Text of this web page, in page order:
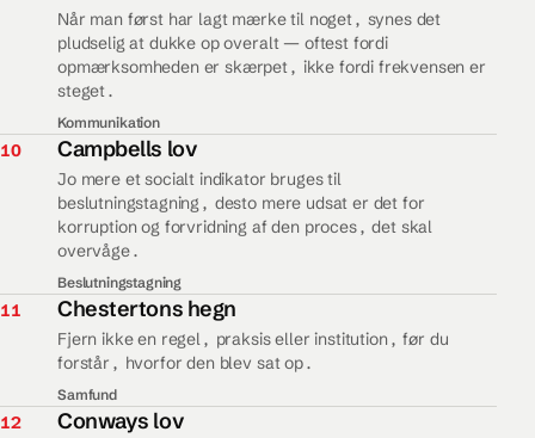
Når man først har lagt mærke til noget, synes det
pludselig at dukke op overalt — oftest fordi
opmærksomheden er skærpet, ikke fordi frekvensen er
steget.
Kommunikation
10 10.
Campbells lov
Jo mere et socialt indikator bruges til
beslutningstagning, desto mere udsat er det for
korruption og forvridning af den proces, det skal
overvåge.
Beslutningstagning
11 11.
Chestertons hegn
Fjern ikke en regel, praksis eller institution, før du
forstår, hvorfor den blev sat op.
Samfund
12 12.
Conways lov